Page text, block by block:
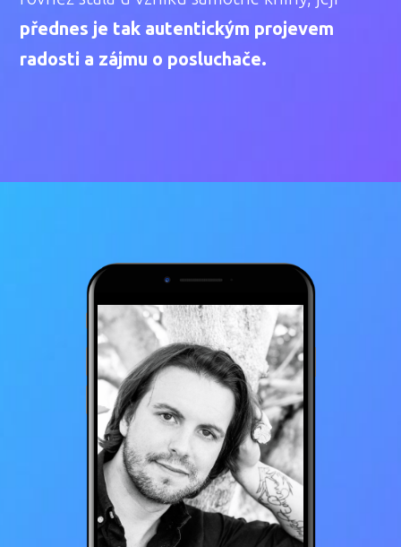
přednes je tak autentickým projevem
radosti a zájmu o posluchače.